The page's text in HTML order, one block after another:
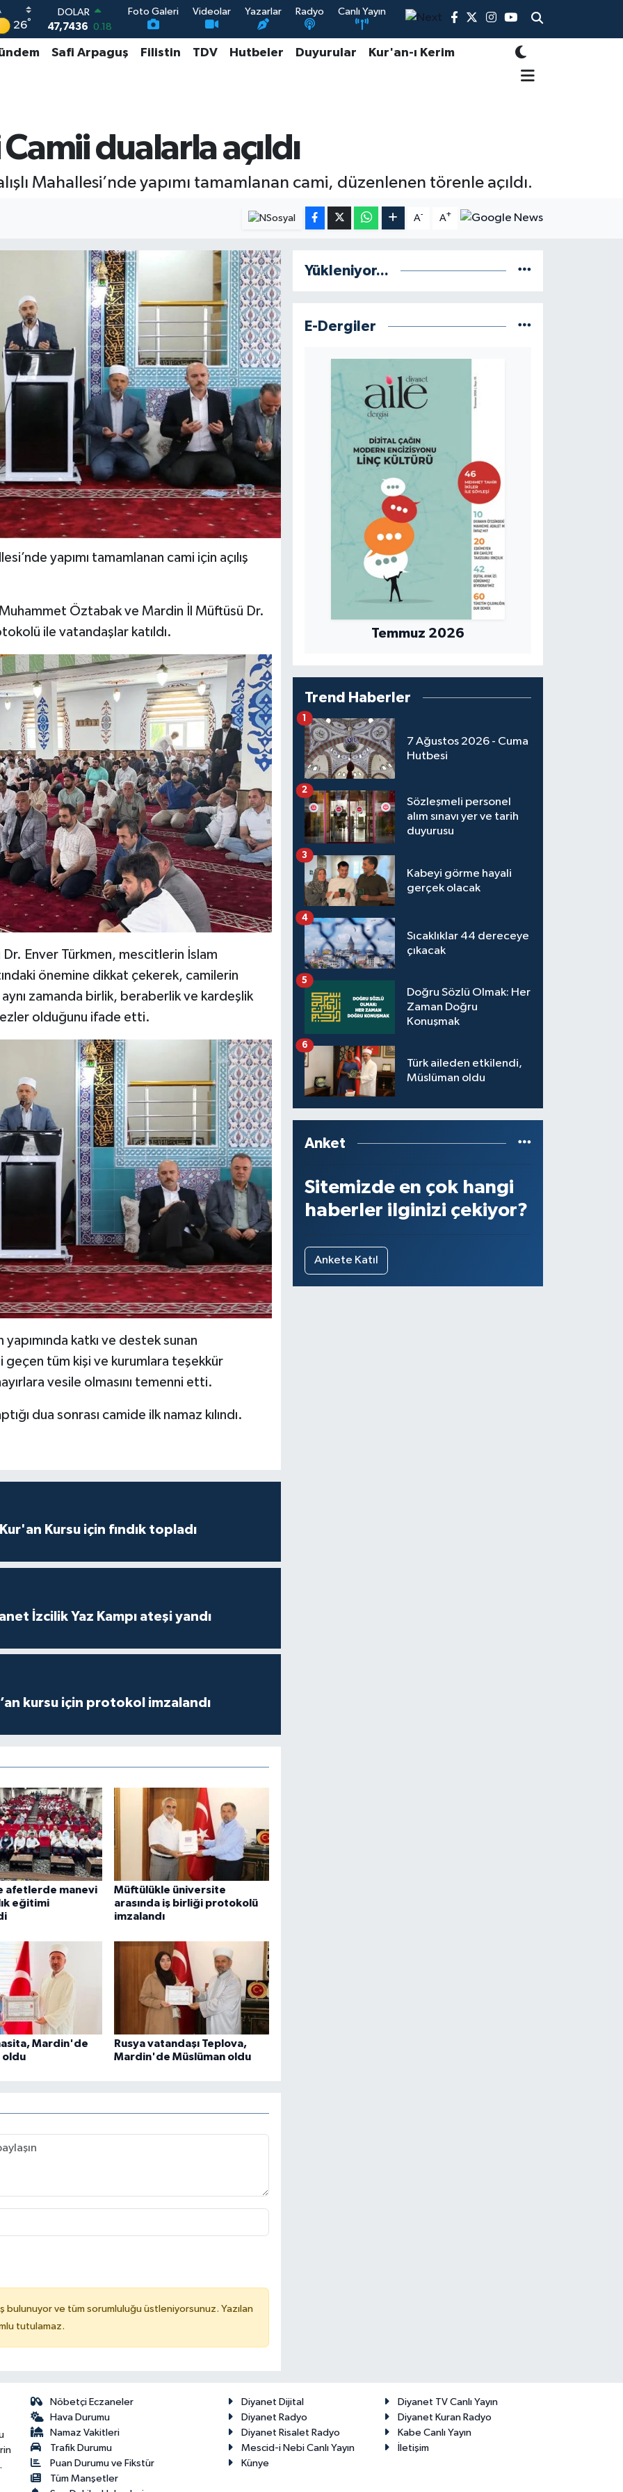
26°
DOLAR
47,7436 0.18
EURO
55,2510 0.32
13.779
-14
Foto Galeri Videolar Yazarlar Radyo Canlı Yayın
Safi Arpaguş Filistin TDV Hutbeler Duyurular Kur'an-ı Kerim
dualarla açıldı
Mahallesi’nde yapımı tamamlanan cami, düzenlenen törenle açıldı.
A- A+
yapımı tamamlanan cami için açılış
Muhammet Öztabak ve Mardin İl Müftüsü Dr.
ile vatandaşlar katıldı.
Enver Türkmen, mescitlerin İslam
önemine dikkat çekerek, camilerin
zamanda birlik, beraberlik ve kardeşlik
olduğunu ifade etti.
yapımında katkı ve destek sunan
geçen tüm kişi ve kurumlara teşekkür
vesile olmasını temenni etti.
dua sonrası camide ilk namaz kılındı.
Kursu için fındık topladı
İzcilik Yaz Kampı ateşi yandı
kursu için protokol imzalandı
afetlerde manevi
eğitimi
Müftülükle üniversite
arasında iş birliği protokolü
imzalandı
Mardin'de
oldu
Rusya vatandaşı Teplova,
Mardin'de Müslüman oldu
bulunuyor ve tüm sorumluluğu üstleniyorsunuz. Yazılan
tutulamaz.
Yükleniyor...
E-Dergiler
Temmuz 2026
Trend Haberler
7 Ağustos 2026 - Cuma
Hutbesi
1
Sözleşmeli personel
alım sınavı yer ve tarih
duyurusu
2
Kabeyi görme hayali
gerçek olacak
3
Sıcaklıklar 44 dereceye
çıkacak
4
Doğru Sözlü Olmak: Her
Zaman Doğru
Konuşmak
5
Türk aileden etkilendi,
Müslüman oldu
6
Anket
Sitemizde en çok hangi
haberler ilginizi çekiyor?
Ankete Katıl
Nöbetçi Eczaneler
Hava Durumu
Namaz Vakitleri
Trafik Durumu
Puan Durumu ve Fikstür
Tüm Manşetler
Diyanet Dijital
Diyanet TV Canlı Yayın
Diyanet Radyo
Diyanet Kuran Radyo
Diyanet Risalet Radyo
Kabe Canlı Yayın
Mescid-i Nebi Canlı Yayın
İletişim
Künye